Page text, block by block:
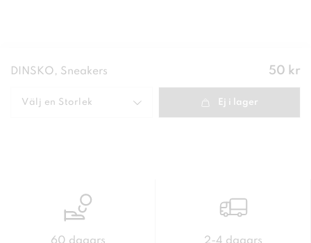
DINSKO, Sneakers Pris:
50 kr
Välj en Storlek Ej i lager